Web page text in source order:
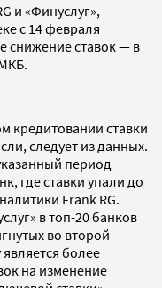
и «Финуслуг»,
с 14 февраля
снижение ставок — в
кредитовании ставки
следует из данных.
период
где ставки упали до
Frank RG.
в топ-20 банков
во второй
более
на изменение